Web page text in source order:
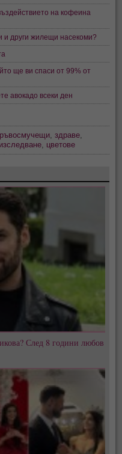
на кофеина
и други жилещи насекоми?
ще ви спаси от 99% от
авокадо всеки ден
,здраве
изследване цветове
След 8 години любов